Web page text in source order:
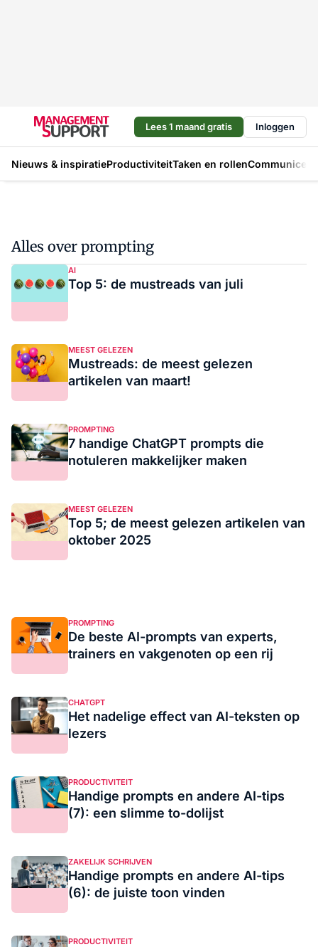
Lees 1 maand gratis Inloggen
Nieuws & inspiratieProductiviteitTaken en rollen
Alles over prompting
AI
Top 5: de mustreads van juli
MEEST GELEZEN
Mustreads: de meest gelezen
artikelen van maart!
PROMPTING
7 handige ChatGPT prompts die
notuleren makkelijker maken
MEEST GELEZEN
Top 5; de meest gelezen artikelen van
oktober 2025
PROMPTING
De beste AI-prompts van experts,
trainers en vakgenoten op een rij
CHATGPT
Het nadelige effect van AI-teksten op
lezers
PRODUCTIVITEIT
Handige prompts en andere AI-tips
(7): een slimme to-dolijst
ZAKELIJK SCHRIJVEN
Handige prompts en andere AI-tips
(6): de juiste toon vinden
PRODUCTIVITEIT